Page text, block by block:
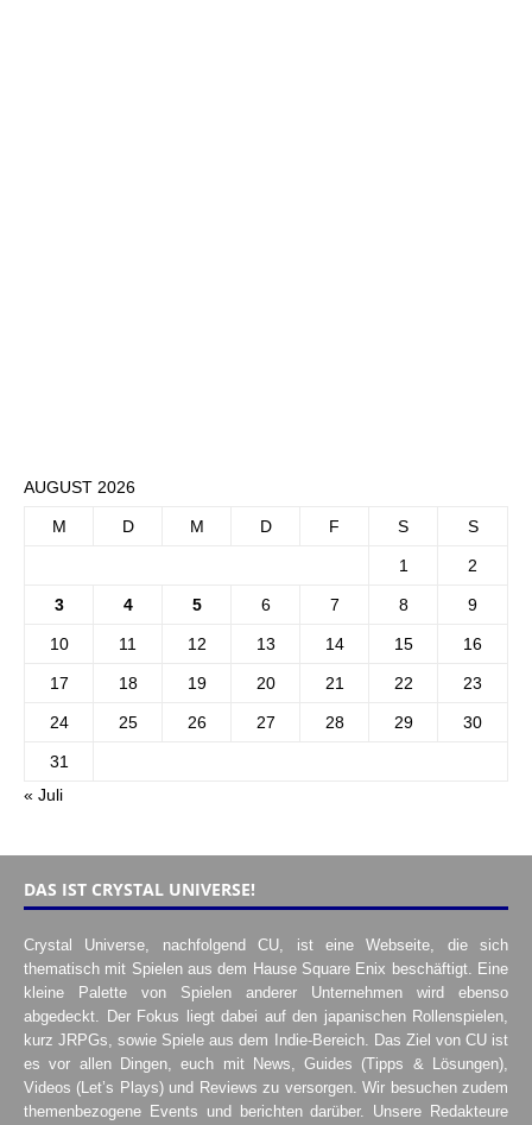
AUGUST 2026
M D M D F S S
1 2
3 4 5 6 7 8 9
10 11 12 13 14 15 16
17 18 19 20 21 22 23
24 25 26 27 28 29 30
31
« Juli
DAS IST CRYSTAL UNIVERSE!
Crystal Universe, nachfolgend CU, ist eine Webseite, die sich
thematisch mit Spielen aus dem Hause Square Enix beschäftigt. Eine
kleine Palette von Spielen anderer Unternehmen wird ebenso
abgedeckt. Der Fokus liegt dabei auf den japanischen Rollenspielen,
kurz JRPGs, sowie Spiele aus dem Indie-Bereich. Das Ziel von CU ist
es vor allen Dingen, euch mit News, Guides (Tipps & Lösungen),
Videos (Let’s Plays) und Reviews zu versorgen. Wir besuchen zudem
themenbezogene Events und berichten darüber. Unsere Redakteure